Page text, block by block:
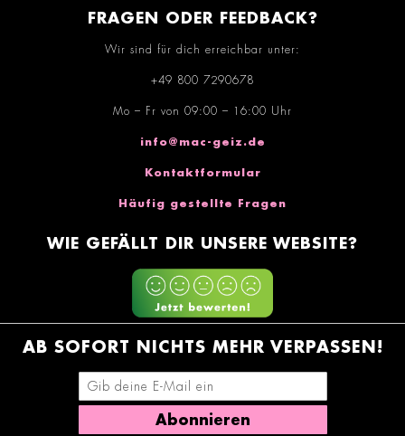
FRAGEN ODER FEEDBACK?
Wir sind für dich erreichbar unter:
+49 800 7290678
Mo – Fr von 09:00 – 16:00 Uhr
info@mac-geiz.de
Kontaktformular
Häufig gestellte Fragen
WIE GEFÄLLT DIR UNSERE WEBSITE?
AB SOFORT NICHTS MEHR VERPASSEN!
E-Mail-Adresse eingeben
Abonnieren